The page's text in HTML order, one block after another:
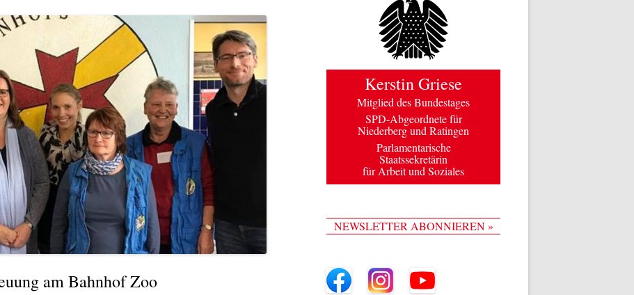
am Bahnhof Zoo
Kerstin Griese
Mitglied des Bundestages
SPD-Abgeordnete für
Niederberg und Ratingen
Parlamentarische
Staatssekretärin
für Arbeit und Soziales
NEWSLETTER ABONNIEREN »